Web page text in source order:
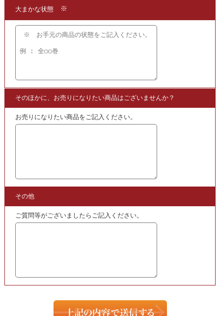
買取の対象となる空手の書籍を掲載しておりますので、
ぜひこちらもご覧ください!!
買取 となる空手の書籍や図書の一覧